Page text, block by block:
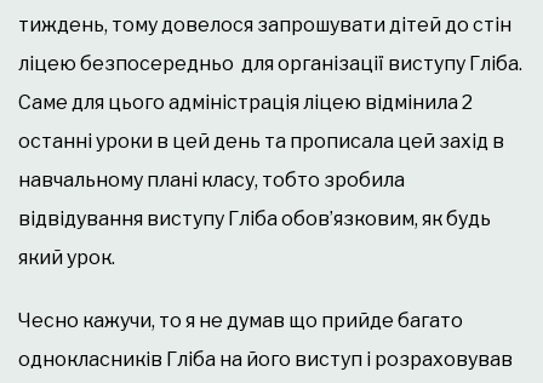
тиждень, тому довелося запрошувати дітей до стін
ліцею безпосередньо для організації виступу Гліба.
Саме для цього адміністрація ліцею відмінила 2
останні уроки в цей день та прописала цей захід в
навчальному плані класу, тобто зробила
відвідування виступу Гліба обов’язковим, як будь
який урок.
Чесно кажучи, то я не думав що прийде багато
однокласників Гліба на його виступ і розраховував